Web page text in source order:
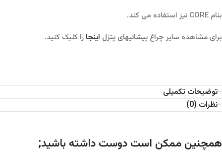
بنام CORE نیز استفاده می کند.
برای مشاهده سایر چراغ پیشانیهای پتزل اینجا را کلیک کنید.
توضیحات تکمیلی
نظرات (0)
همچنین ممکن است دوست داشته باشید;